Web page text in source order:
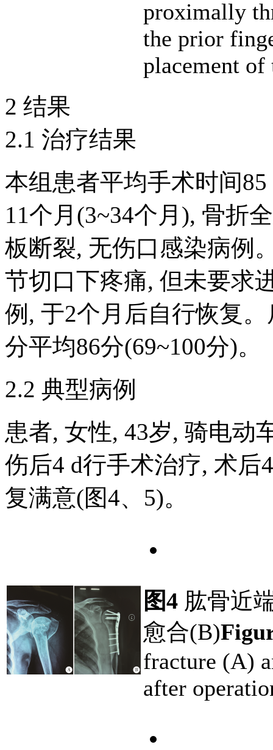
proximally
the prior
placement of
2 结果
2.1 治疗结果
本组患者平均手术时间
11个月(3~34个月), 骨折
板断裂, 无伤口感染病例
节切口下疼痛, 但未要求
例, 于2个月后自行恢复
分平均86分(69~100分)。
2.2 典型病例
患者, 女性, 43岁, 骑电动
伤后4 d行手术治疗, 术
复满意(图4、5)。
图4 肱骨近
愈合(B)
fracture (A)
after